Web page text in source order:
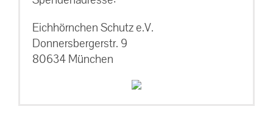
Eichhörnchen Schutz e.V.
Donnersbergerstr. 9
80634 München